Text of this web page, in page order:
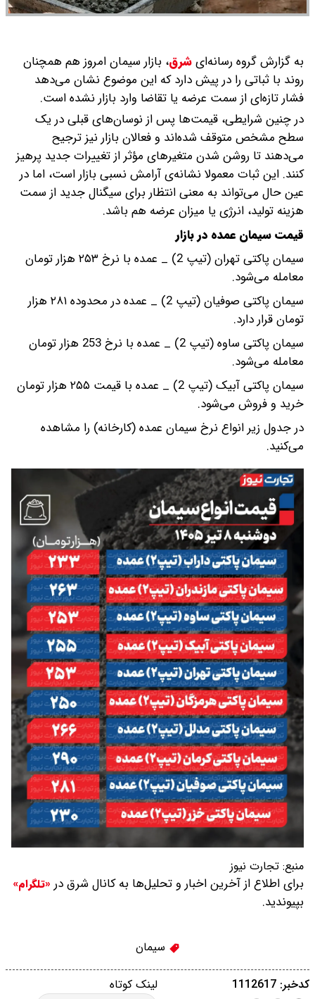
به گزارش گروه رسانه‌ایشرق، بازار سیمان امروز هم همچنان
روند با ثباتی را در پیش دارد که این موضوع نشان می‌دهد
فشار تازه‌ای از سمت عرضه یا تقاضا وارد بازار نشده است.
در چنین شرایطی، قیمت‌ها پس از نوسان‌های قبلی در یک
سطح مشخص متوقف شده‌اند و فعالان بازار نیز ترجیح
می‌دهند تا روشن شدن متغیرهای مؤثر از تغییرات جدید پرهیز
کنند. این ثبات معمولا نشانه‌ی آرامش نسبی بازار است، اما در
عین حال می‌تواند به معنی انتظار برای سیگنال جدید از سمت
هزینه تولید، انرژی یا میزان عرضه هم باشد.
قیمت سیمان عمده در بازار
سیمان پاکتی تهران (تیپ 2) _ عمده با نرخ ۲۵۳ هزار تومان
معامله می‌شود.
سیمان پاکتی صوفیان (تیپ 2) _ عمده در محدوده ۲۸۱ هزار
تومان قرار دارد.
سیمان پاکتی ساوه (تیپ 2) _ عمده با نرخ 253 هزار تومان
معامله می‌شود.
سیمان پاکتی آبیک (تیپ 2) _ عمده با قیمت ۲۵۵ هزار تومان
خرید و فروش می‌شود.
در جدول زیر انواع نرخ سیمان عمده (کارخانه) را مشاهده
می‌کنید.
منبع: تجارت نیوز
برای اطلاع از آخرین اخبار و تحلیل‌ها به کانال شرق در «تلگرام»
بپیوندید.
سیمان
لینک کوتاه کدخبر: 1112617